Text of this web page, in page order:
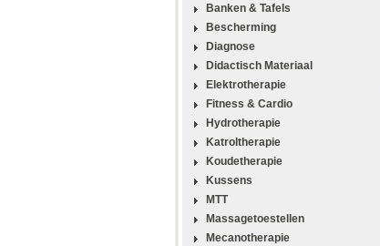
Banken & Tafels
Bescherming
Diagnose
Didactisch Materiaal
Elektrotherapie
Fitness & Cardio
Hydrotherapie
Katroltherapie
Koudetherapie
Kussens
MTT
Massagetoestellen
Mecanotherapie